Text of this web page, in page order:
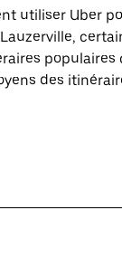
utiliser Uber
des